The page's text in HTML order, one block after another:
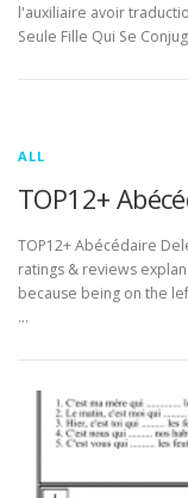
l'auxiliaire avoir
Seule Fille Qui Se
ALL
TOP12+
TOP12+ Abécédaire
ratings & reviews
because being on the
…